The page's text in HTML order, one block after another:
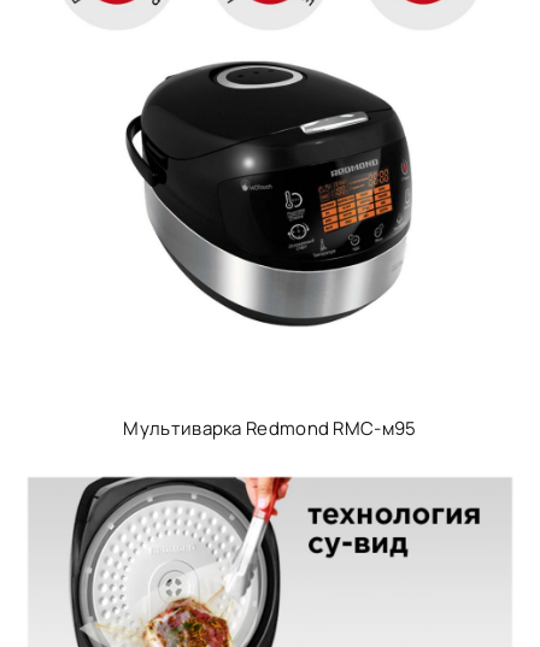
Мультиварка Redmond RMC-м95